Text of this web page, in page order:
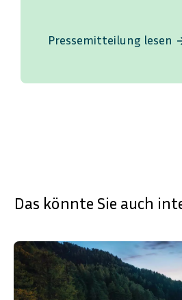
Pressemitteilung lesen
Das könnte Sie auch